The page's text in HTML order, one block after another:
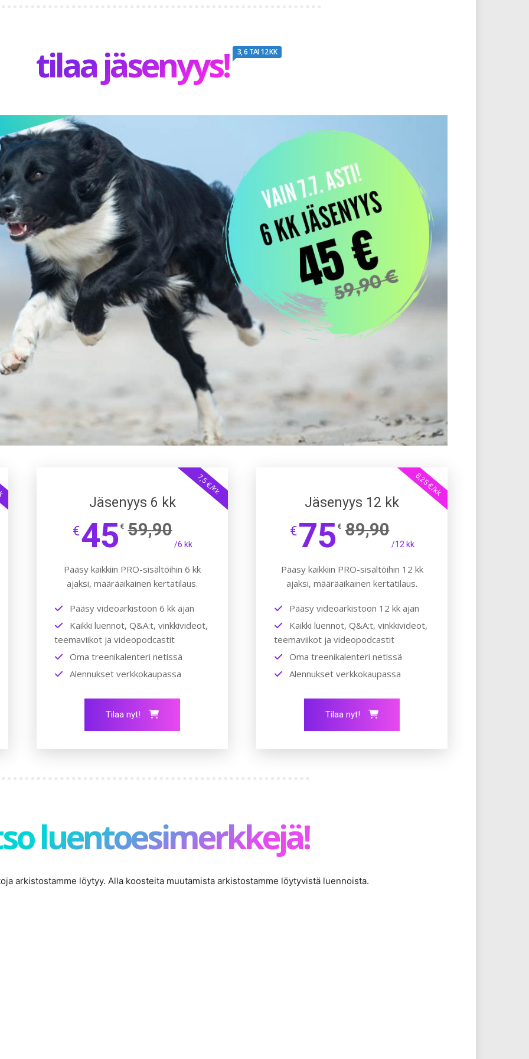
tilaa jäsenyys! 3, 6 TAI 12 KK
7,5 €/kk
Jäsenyys 6 kk
€45 € 59,90
/6 kk
Pääsy kaikkiin PRO-sisältöihin 6 kk
ajaksi, määräaikainen kertatilaus.
Pääsy videoarkistoon 6 kk ajan
Kaikki luennot, Q&A:t, vinkkivideot,
teemaviikot ja videopodcastit
Oma treenikalenteri netissä
Alennukset verkkokaupassa
Tilaa nyt!
6,25 €/kk
Jäsenyys 12 kk
€75 € 89,90
/12 kk
Pääsy kaikkiin PRO-sisältöihin 12 kk
ajaksi, määräaikainen kertatilaus.
Pääsy videoarkistoon 12 kk ajan
Kaikki luennot, Q&A:t, vinkkivideot,
teemaviikot ja videopodcastit
Oma treenikalenteri netissä
Alennukset verkkokaupassa
Tilaa nyt!
luentoesimerkkejä!
arkistostamme löytyy. Alla koosteita muutamista arkistostamme löytyvistä luennoista.